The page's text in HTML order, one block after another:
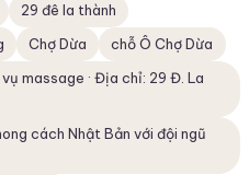
29 đê la thành
Chợ Dừa
chỗ Ô Chợ Dừa
massage · Địa chỉ: 29 Đ. La
cách Nhật Bản với đội ngũ